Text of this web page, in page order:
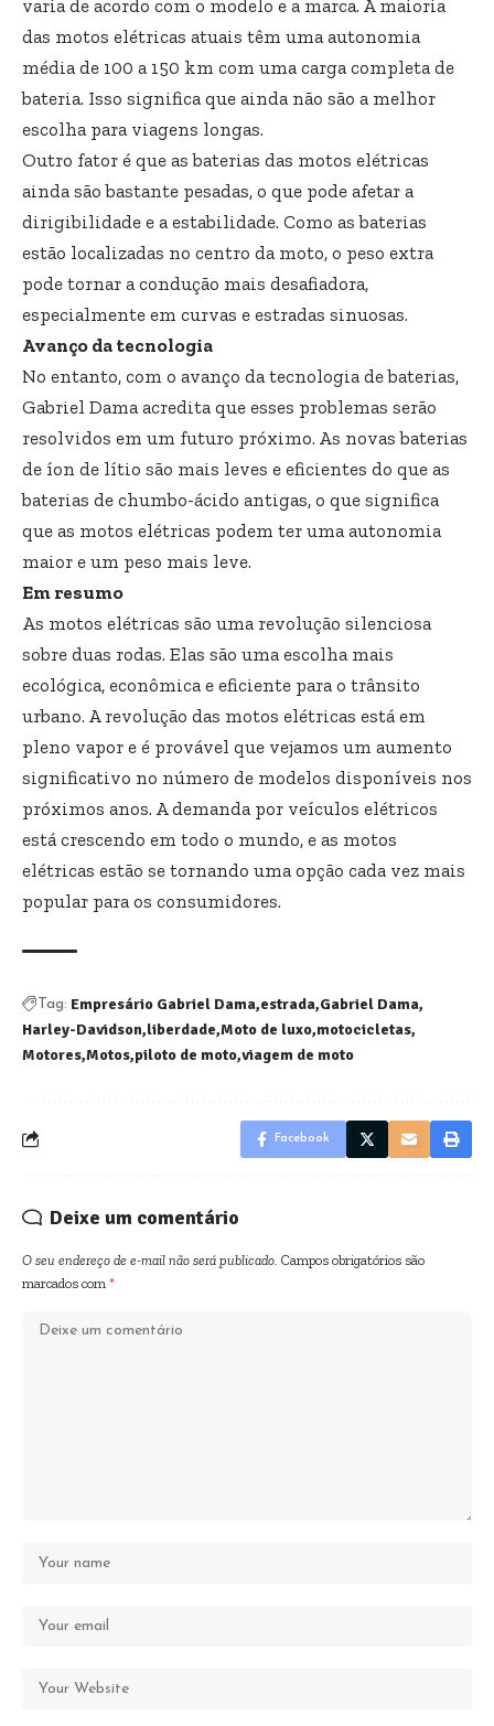
varia de acordo com o modelo e a marca. A maioria
das motos elétricas atuais têm uma autonomia
média de 100 a 150 km com uma carga completa de
bateria. Isso significa que ainda não são a melhor
escolha para viagens longas.
Outro fator é que as baterias das motos elétricas
ainda são bastante pesadas, o que pode afetar a
dirigibilidade e a estabilidade. Como as baterias
estão localizadas no centro da moto, o peso extra
pode tornar a condução mais desafiadora,
especialmente em curvas e estradas sinuosas.
Avanço da tecnologia
No entanto, com o avanço da tecnologia de baterias,
Gabriel Dama acredita que esses problemas serão
resolvidos em um futuro próximo. As novas baterias
de íon de lítio são mais leves e eficientes do que as
baterias de chumbo-ácido antigas, o que significa
que as motos elétricas podem ter uma autonomia
maior e um peso mais leve.
Em resumo
As motos elétricas são uma revolução silenciosa
sobre duas rodas. Elas são uma escolha mais
ecológica, econômica e eficiente para o trânsito
urbano. A revolução das motos elétricas está em
pleno vapor e é provável que vejamos um aumento
significativo no número de modelos disponíveis nos
próximos anos. A demanda por veículos elétricos
está crescendo em todo o mundo, e as motos
elétricas estão se tornando uma opção cada vez mais
popular para os consumidores.
Tag: Empresário Gabriel Dama estrada Gabriel Dama
Harley-Davidson liberdade Moto de luxo motocicletas
Motores Motos piloto de moto viagem de moto
Facebook
Deixe um comentário
O seu endereço de e-mail não será publicado. Campos obrigatórios são
marcados com *